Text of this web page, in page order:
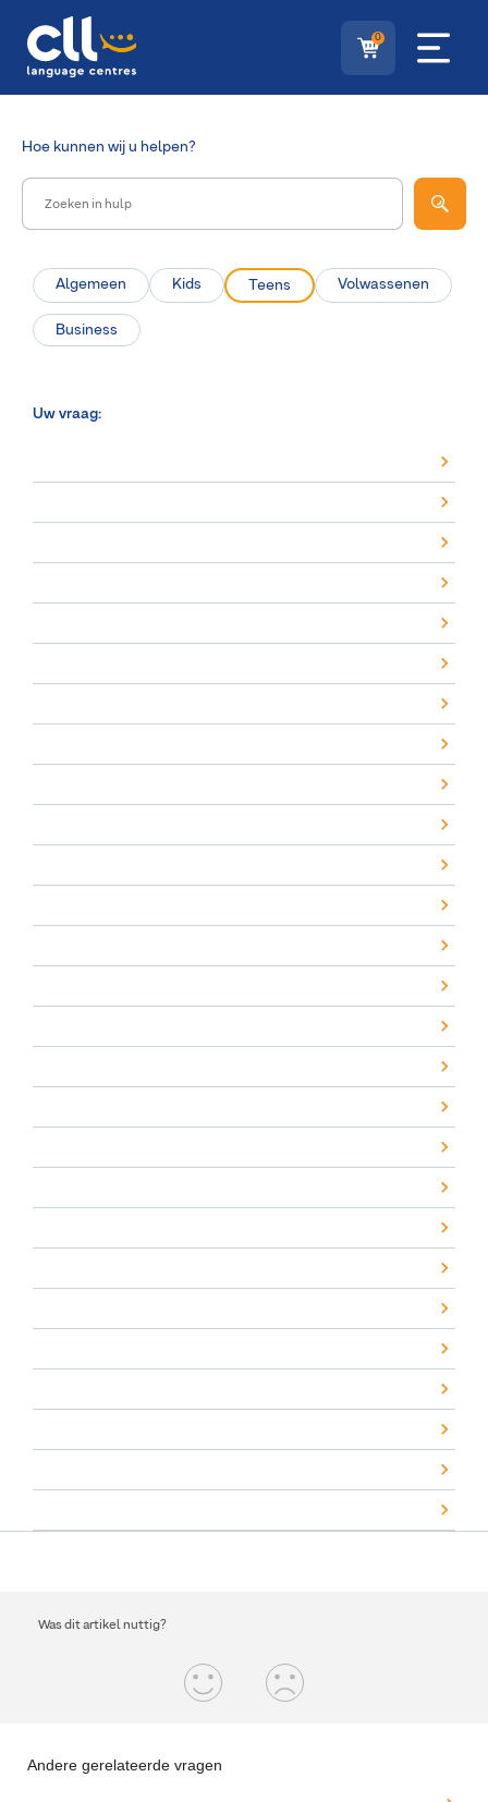
0
Hoe kunnen wij u helpen?
Algemeen Kids Teens Volwassenen
Business
Uw vraag:
Was dit artikel nuttig?
Andere gerelateerde vragen